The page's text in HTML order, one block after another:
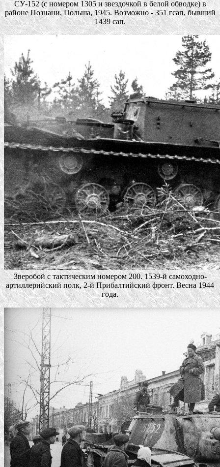
СУ-152 (с номером 1305 и звездочкой в белой обводке) в
районе Познани, Польша, 1945. Возможно - 351 гсап, бывший
1439 сап.
Зверобой с тактическим номером 200. 1539-й самоходно-
артиллерийский полк, 2-й Прибалтийский фронт. Весна 1944
года.